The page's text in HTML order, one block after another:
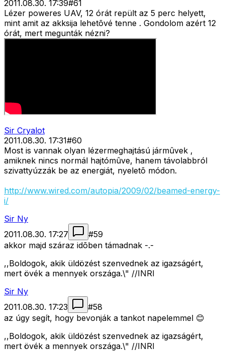
2011.08.30. 17:39#61
Lézer poweres UAV, 12 órát repült az 5 perc helyett,
mint amit az akksija lehetõvé tenne . Gondolom azért 12
órát, mert megunták nézni?
Sir Cryalot
2011.08.30. 17:31#60
Most is vannak olyan lézermeghajtású jármûvek ,
amiknek nincs normál hajtómûve, hanem távolabbról
szivattyúzzák be az energiát, nyeletõ módon.
http://www.wired.com/autopia/2009/02/beamed-energy-
i/
Sir Ny
2011.08.30. 17:27
#59
akkor majd száraz idõben támadnak -.-
,,Boldogok, akik üldözést szenvednek az igazságért,
mert övék a mennyek országa.\" //INRI
Sir Ny
2011.08.30. 17:23
#58
az úgy segít, hogy bevonják a tankot napelemmel 😊
,,Boldogok, akik üldözést szenvednek az igazságért,
mert övék a mennyek országa.\" //INRI